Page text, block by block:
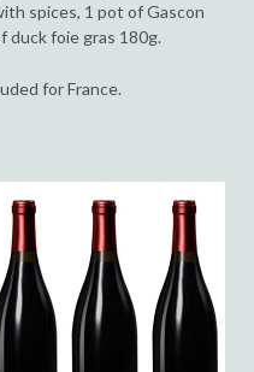
spices, 1 pot of Gascon
duck foie gras 180g.
for France.